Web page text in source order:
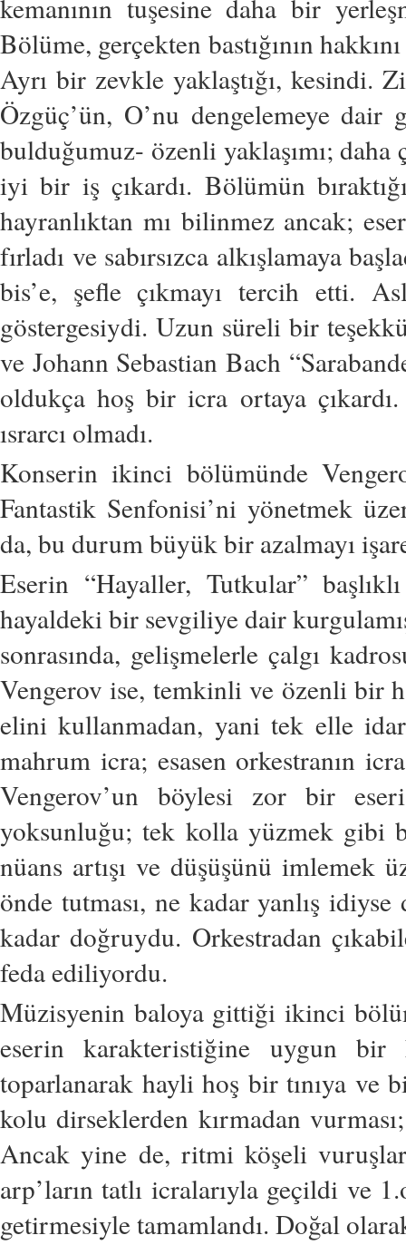
kemanının tuşesine daha bir
Bölüme, gerçekten bastığının
Ayrı bir zevkle yaklaştığı, kesindi.
Özgüç’ün, O’nu dengelemeye
bulduğumuz- özenli yaklaşımı; daha
iyi bir iş çıkardı. Bölümün
hayranlıktan mı bilinmez ancak;
fırladı ve sabırsızca alkışlamaya
bis’e, şefle çıkmayı tercih etti.
göstergesiydi. Uzun süreli bir
ve Johann Sebastian Bach
oldukça hoş bir icra ortaya
ısrarcı olmadı.
Konserin ikinci bölümünde
Fantastik Senfonisi’ni yönetmek
da, bu durum büyük bir azalmayı
Eserin “Hayaller, Tutkular”
hayaldeki bir sevgiliye dair
sonrasında, gelişmelerle çalgı
Vengerov ise, temkinli ve özenli bir
elini kullanmadan, yani tek elle
mahrum icra; esasen orkestranın
Vengerov’un böylesi zor bir
yoksunluğu; tek kolla yüzmek gibi
nüans artışı ve düşüşünü imlemek
önde tutması, ne kadar yanlış
kadar doğruydu. Orkestradan
feda ediliyordu.
Müzisyenin baloya gittiği ikinci
eserin karakteristiğine uygun
toparlanarak hayli hoş bir tınıya ve
kolu dirseklerden kırmadan
Ancak yine de, ritmi köşeli
arp’ların tatlı icralarıyla geçildi ve
getirmesiyle tamamlandı. Doğal